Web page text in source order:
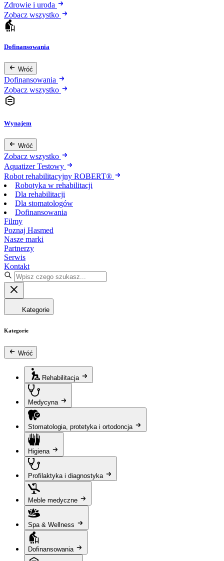
Zdrowie i uroda
Zobacz wszystko
Dofinansowania
Wróć
Dofinansowania
Zobacz wszystko
Wynajem
Wróć
Zobacz wszystko
Aquatizer Testowy
Robot rehabilitacyjny ROBERT®
Robotyka w rehabilitacji
Dla rehabilitacji
Dla stomatologów
Dofinansowania
Filmy
Poznaj Hasmed
Nasze marki
Partnerzy
Serwis
Kontakt
Kategorie
Kategorie
Wróć
Rehabilitacja
Medycyna
Stomatologia, protetyka i ortodoncja
Higiena
Profilaktyka i diagnostyka
Meble medyczne
Spa & Wellness
Dofinansowania